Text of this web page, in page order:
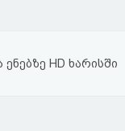
HD ხარისში